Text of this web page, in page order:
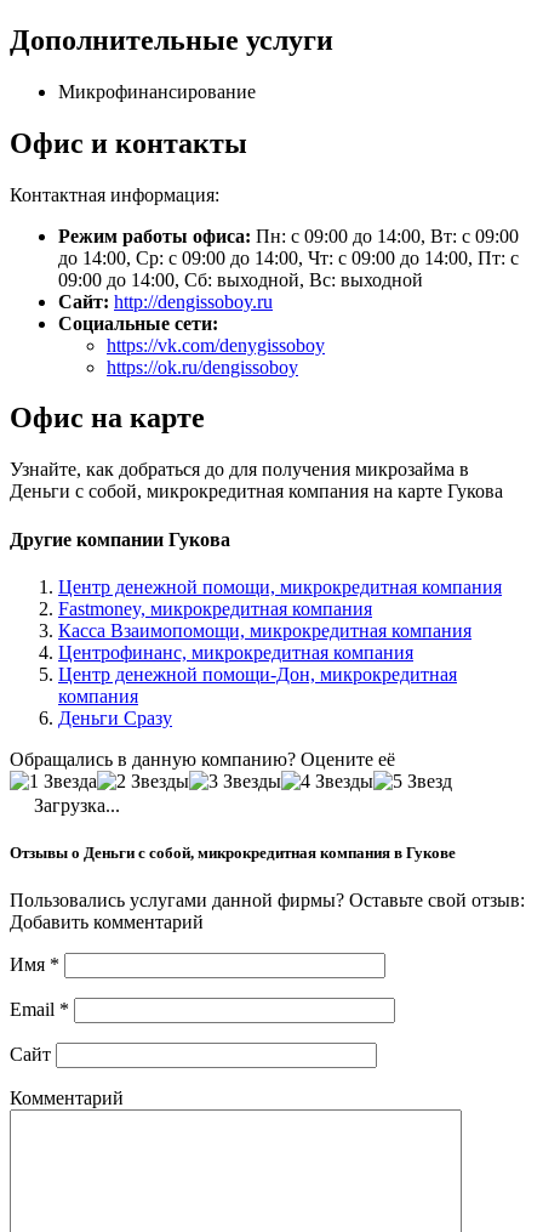
Дополнительные услуги
Микрофинансирование
Офис и контакты
Контактная информация:
Режим работы офиса: Пн: с 09:00 до 14:00, Вт: с 09:00
до 14:00, Ср: с 09:00 до 14:00, Чт: с 09:00 до 14:00, Пт: с
09:00 до 14:00, Сб: выходной, Вс: выходной
Сайт: http://dengissoboy.ru
Социальные сети:
https://vk.com/denygissoboy
https://ok.ru/dengissoboy
Офис на карте
Узнайте, как добраться до для получения микрозайма в
Деньги с собой, микрокредитная компания на карте Гукова
Другие компании Гукова
Центр денежной помощи, микрокредитная компания
Fastmoney, микрокредитная компания
Касса Взаимопомощи, микрокредитная компания
Центрофинанс, микрокредитная компания
Центр денежной помощи-Дон, микрокредитная
компания
Деньги Сразу
Обращались в данную компанию? Оцените её
Загрузка...
Отзывы о Деньги с собой, микрокредитная компания в Гукове
Пользовались услугами данной фирмы? Оставьте свой отзыв:
Добавить комментарий
Имя *
Email *
Сайт
Комментарий